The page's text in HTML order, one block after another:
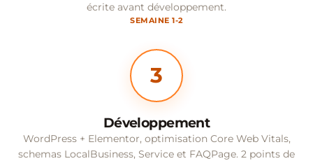
écrite avant développement.
SEMAINE 1-2
3
Développement
WordPress + Elementor, optimisation Core Web Vitals,
schemas LocalBusiness, Service et FAQPage. 2 points de